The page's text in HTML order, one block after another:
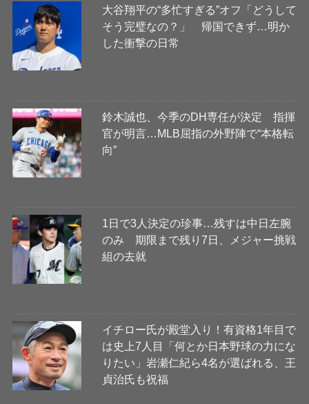
大谷翔平の“多忙すぎる”オフ「どうして
そう完璧なの？」 帰国できず…明か
した衝撃の日常
鈴木誠也、今季のDH専任が決定 指揮
官が明言…MLB屈指の外野陣で“本格転
向”
1日で3人決定の珍事…残すは中日左腕
のみ 期限まで残り7日、メジャー挑戦
組の去就
イチロー氏が殿堂入り！有資格1年目で
は史上7人目「何とか日本野球の力にな
りたい」岩瀬仁紀ら4名が選ばれる、王
貞治氏も祝福